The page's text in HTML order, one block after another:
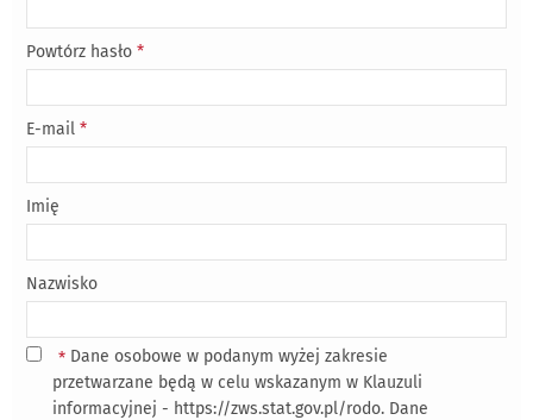
Powtórz hasło*
E-mail*
Imię
Nazwisko
* Dane osobowe w podanym wyżej zakresie
przetwarzane będą w celu wskazanym w Klauzuli
informacyjnej - https://zws.stat.gov.pl/rodo. Dane